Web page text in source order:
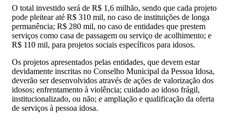
O total investido será de R$ 1,6 milhão, sendo que cada projeto
pode pleitear até R$ 310 mil, no caso de instituições de longa
permanência; R$ 280 mil, no caso de entidades que prestem
serviços como casa de passagem ou serviço de acolhimento; e
R$ 110 mil, para projetos sociais específicos para idosos.
Os projetos apresentados pelas entidades, que devem estar
devidamente inscritas no Conselho Municipal da Pessoa Idosa,
deverão ser desenvolvidos através de ações de valorização dos
idosos; enfrentamento à violência; cuidado ao idoso frágil,
institucionalizado, ou não; e ampliação e qualificação da oferta
de serviços à pessoa idosa.